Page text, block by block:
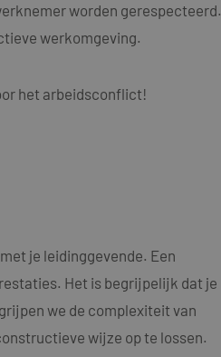
worden gerespecteerd.
werkomgeving.
het arbeidsconflict!
je leidinggevende. Een
Het is begrijpelijk dat je
we de complexiteit van
wijze op te lossen.
mogelijk
te leveren,
informatie uit
eventuele
hij de genoemde
van Google)